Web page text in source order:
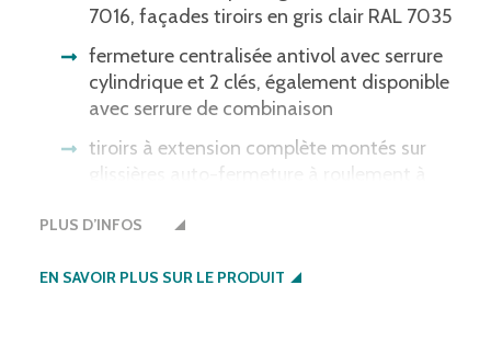
7016, façades tiroirs en gris clair RAL 7035
fermeture centralisée antivol avec serrure
cylindrique et 2 clés, également disponible
avec serrure de combinaison
tiroirs à extension complète montés sur
glissières auto-fermeture à roulement à
dimensions utiles des tiroirs 600 x 450 mm
poignées en aluminium sur toute la longueur,
PLUS D’INFOS
EN SAVOIR PLUS SUR LE PRODUIT